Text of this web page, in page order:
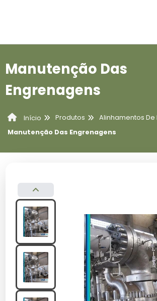
Manutenção Das
Engrenagens
Início Produtos
Alinhamentos De
Manutenção Das Engrenagens